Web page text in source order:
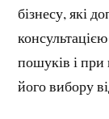
бізнесу, які
пошуків і
його вибору